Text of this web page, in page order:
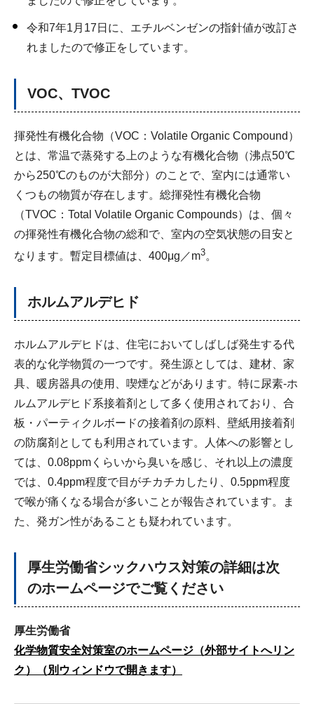
令和7年1月17日に、エチルベンゼンの指針値が改訂さ
れましたので修正をしています。
VOC、TVOC
揮発性有機化合物（VOC：Volatile Organic Compound）
とは、常温で蒸発する上のような有機化合物（沸点50℃
から250℃のものが大部分）のことで、室内には通常い
くつもの物質が存在します。総揮発性有機化合物
（TVOC：Total Volatile Organic Compounds）は、個々
の揮発性有機化合物の総和で、室内の空気状態の目安と
なります。暫定目標値は、400μg／m3。
ホルムアルデヒド
ホルムアルデヒドは、住宅においてしばしば発生する代
表的な化学物質の一つです。発生源としては、建材、家
具、暖房器具の使用、喫煙などがあります。特に尿素-ホ
ルムアルデヒド系接着剤として多く使用されており、合
板・パーティクルボードの接着剤の原料、壁紙用接着剤
の防腐剤としても利用されています。人体への影響とし
ては、0.08ppmくらいから臭いを感じ、それ以上の濃度
では、0.4ppm程度で目がチカチカしたり、0.5ppm程度
で喉が痛くなる場合が多いことが報告されています。ま
た、発ガン性があることも疑われています。
厚生労働省シックハウス対策の詳細は次
のホームページでご覧ください
厚生労働省
化学物質安全対策室のホームページ（外部サイトへリン
ク）（別ウィンドウで開きます）